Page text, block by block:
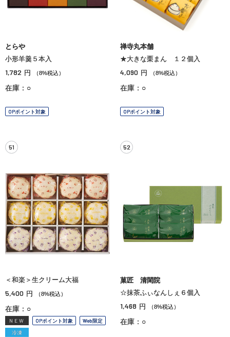
とらや
小形羊羹５本入
1,782 円 （8%税込）
在庫：○
OPポイント対象
禅寺丸本舗
★大きな栗まん １２個入
4,090 円 （8%税込）
在庫：○
OPポイント対象
51
＜和楽＞生クリーム大福
5,400 円 （8%税込）
在庫：○
NEW OPポイント対象
Web限定
冷凍
52
菓匠 清閑院
☆抹茶ふぃなんしぇ６個入
1,468 円 （8%税込）
在庫：○